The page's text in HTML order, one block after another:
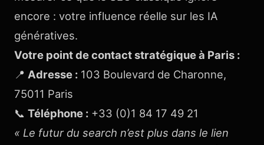
encore : votre influence réelle sur les IA
génératives.
Votre point de contact stratégique à Paris :
📍 Adresse : 103 Boulevard de Charonne,
75011 Paris
📞 Téléphone : +33 (0)1 84 17 49 21
« Le futur du search n’est plus dans le lien